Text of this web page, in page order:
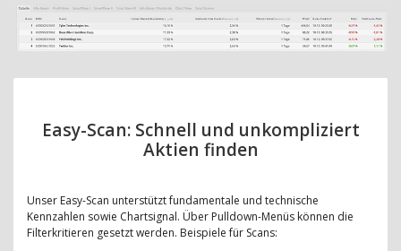
Easy-Scan: Schnell und unkompliziert
Aktien finden
Unser Easy-Scan unterstützt fundamentale und technische
Kennzahlen sowie Chartsignal. Über Pulldown-Menüs können die
Filterkritieren gesetzt werden. Beispiele für Scans: